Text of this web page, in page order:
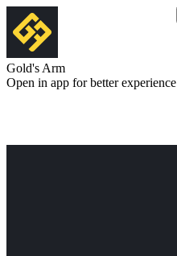
Gold's Arm
Open in app for better experience